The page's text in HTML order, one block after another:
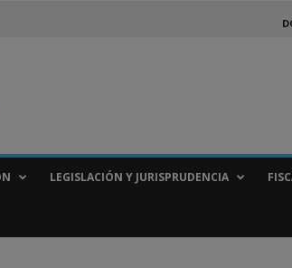
LEGISLACIÓN Y JURISPRUDENCIA